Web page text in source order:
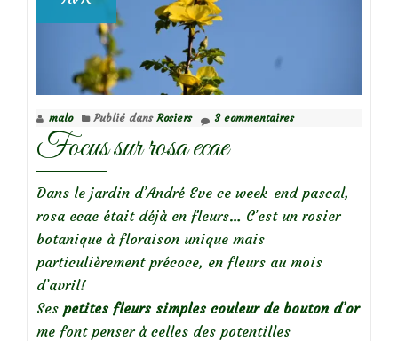
malo Publié dans Rosiers 3 commentaires
Focus sur rosa ecae
Dans le jardin d’André Eve ce week-end pascal,
rosa ecae était déjà en fleurs… C’est un rosier
botanique à floraison unique mais
particulièrement précoce, en fleurs au mois
d’avril!
Ses petites fleurs simples couleur de bouton d’or
me font penser à celles des potentilles